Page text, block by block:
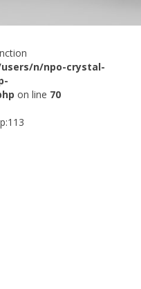
n/npo-crystal-
on line 70